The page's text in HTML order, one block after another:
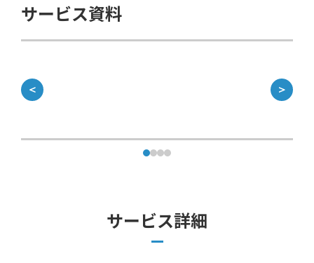
サービス資料
＜ ＞
サービス詳細